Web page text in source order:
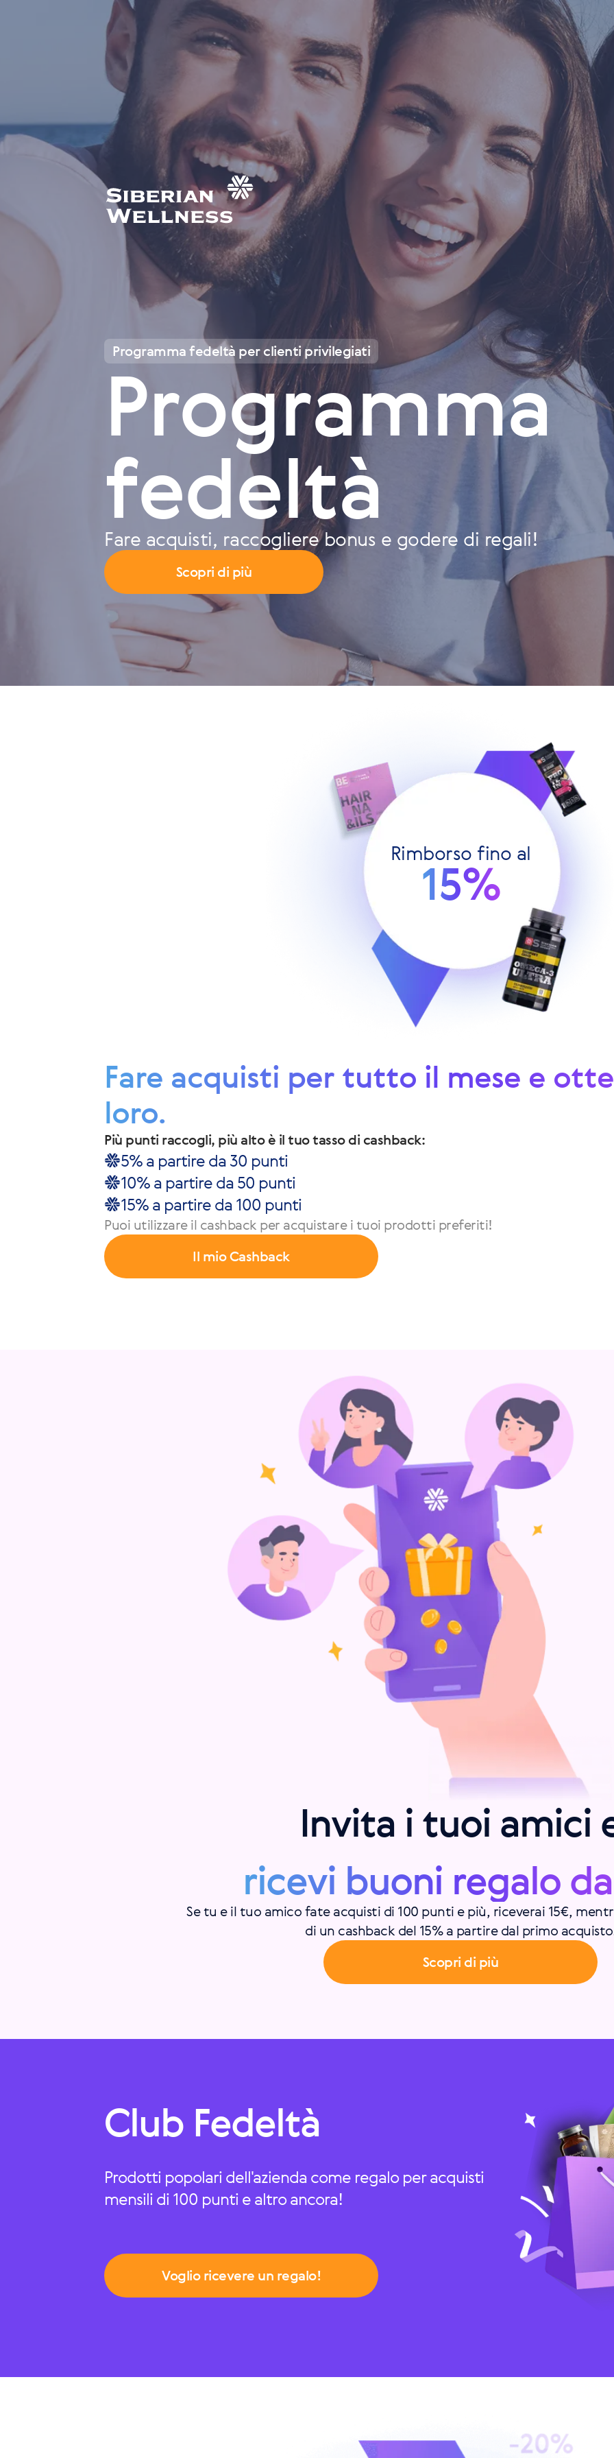
Programma fedeltà per clienti privilegiati
Programma
fedeltà
Fare acquisti, raccogliere bonus e godere di regali!
Scopri di più
Rimborso fino al
15%
Fare acquisti per tutto il mese e
loro.
Più punti raccogli, più alto è il tuo tasso di cashback:
5% a partire da 30 punti
10% a partire da 50 punti
15% a partire da 100 punti
Puoi utilizzare il cashback per acquistare i tuoi prodotti preferiti!
Il mio Cashback
Invita i tuoi amici
ricevi buoni regalo
Se tu e il tuo amico fate acquisti di 100 punti e più, riceverai 15€,
di un cashback del 15% a partire dal primo
Scopri di più
Club Fedeltà
Prodotti popolari dell'azienda come regalo per acquisti
mensili di 100 punti e altro ancora!
Voglio ricevere un regalo!